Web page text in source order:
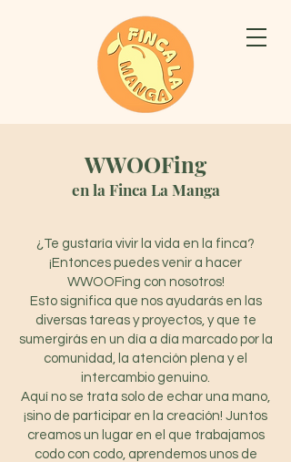
WWOOFing
en la Finca La Manga
¿Te gustaría vivir la vida en la finca?
¡Entonces puedes venir a hacer
WWOOFing con nosotros!
Esto significa que nos ayudarás en las
diversas tareas y proyectos, y que te
sumergirás en un día a día marcado por la
comunidad, la atención plena y el
intercambio genuino.
Aquí no se trata solo de echar una mano,
¡sino de participar en la creación! Juntos
creamos un lugar en el que trabajamos
codo con codo, aprendemos unos de